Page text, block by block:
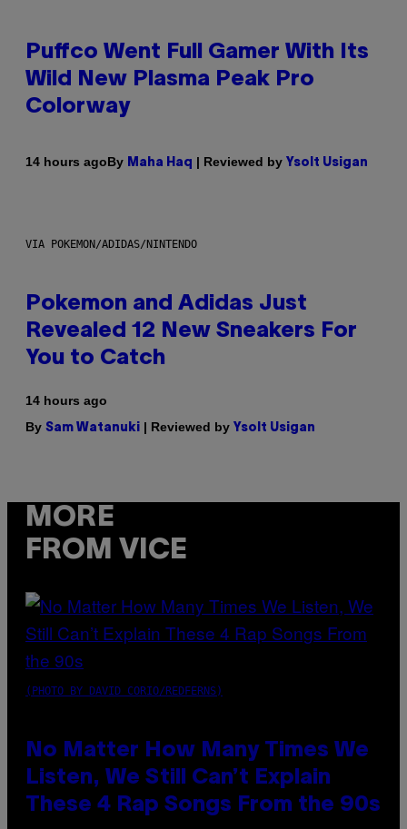
Puffco Went Full Gamer With Its
Wild New Plasma Peak Pro
Colorway
14 hours agoBy Maha Haq | Reviewed by Ysolt Usigan
VIA POKEMON/ADIDAS/NINTENDO
Pokemon and Adidas Just
Revealed 12 New Sneakers For
You to Catch
14 hours ago
By Sam Watanuki | Reviewed by Ysolt Usigan
MORE
FROM VICE
(PHOTO BY DAVID CORIO/REDFERNS)
No Matter How Many Times We
Listen, We Still Can’t Explain
These 4 Rap Songs From the 90s